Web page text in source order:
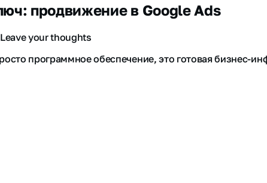
продвижение в Google Ads
Leave your thoughts
программное обеспечение, это готовая бизнес-